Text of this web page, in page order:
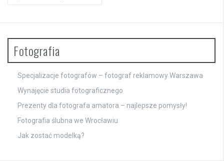
Fotografia
Specjalizacje fotografów – fotograf reklamowy Warszawa
Wynajęcie studia fotograficznego
Prezenty dla fotografa amatora – najlepsze pomysły!
Fotografia ślubna we Wrocławiu
Jak zostać modelką?